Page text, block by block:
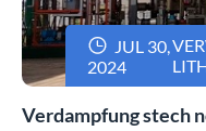
 JUL 30,
2024
Verdampfung stech